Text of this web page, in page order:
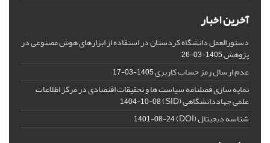
آخرین اخبار
دستورالعمل دانشگاه کردستان در استفاده از ابزارهای هوش مصنوعی در
پژوهش1405-03-26
عدم ارسال رمز حساب کاربری1405-03-17
نمایه سازی فصلنامه سیاست ها و تحقیقات اقتصادی در مرکز اطلاعات
علمی جهاددانشگاهی (SID) 1404-10-08
شناسه دیجیتال (DOI) 1401-08-24